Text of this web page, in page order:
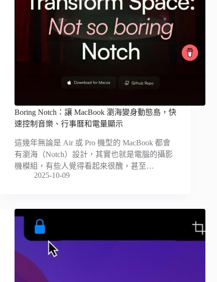
Boring Notch：讓 MacBook 瀏海變身動態島，快
速控制音樂、行事曆和電量顯示
這幾年無論是 Air 或 Pro 機型的 MacBook 都會
有瀏海（Notch）設計，其實也就是電腦的攝影
機模組，有些人覺得看起來很醜，甚至…
2025-10-09